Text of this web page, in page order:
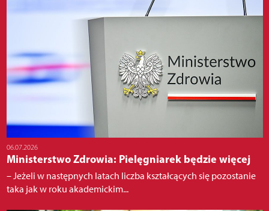
06.07.2026
Ministerstwo Zdrowia: Pielęgniarek będzie więcej
– Jeżeli w następnych latach liczba kształcących się pozostanie
taka jak w roku akademickim...